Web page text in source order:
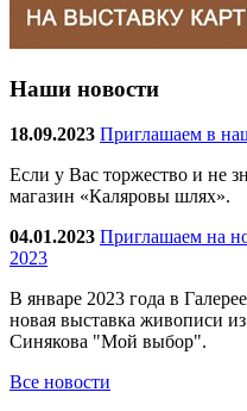
Наши новости
18.09.2023 Приглашаем в
Если у Вас торжество и не
магазин «Каляровы шлях».
04.01.2023 Приглашаем на
2023
В январе 2023 года в
новая выставка живописи
Синякова "Мой выбор".
Все новости